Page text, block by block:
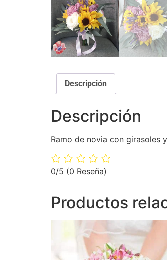
Descripción
Descripción
Ramo de novia con girasoles
0/5 (0 Reseña)
Productos